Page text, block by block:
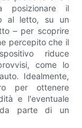
posizionare il
al letto, su un
– per scoprire
percepito che il
riduce
come lo
Idealmente,
per ottenere
e l'eventuale
da parte di un